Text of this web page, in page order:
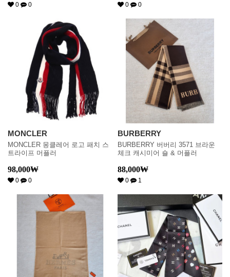
0 0 0 0
MONCLER
MONCLER 몽클레어 로고 패치 스
트라이프 머플러
98,000₩
0 0
BURBERRY
BURBERRY 버버리 3571 브라운
체크 캐시미어 숄 & 머플러
88,000₩
0 1